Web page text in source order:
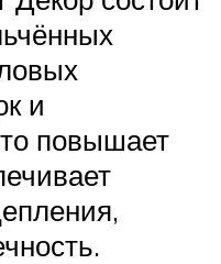
и
повышает